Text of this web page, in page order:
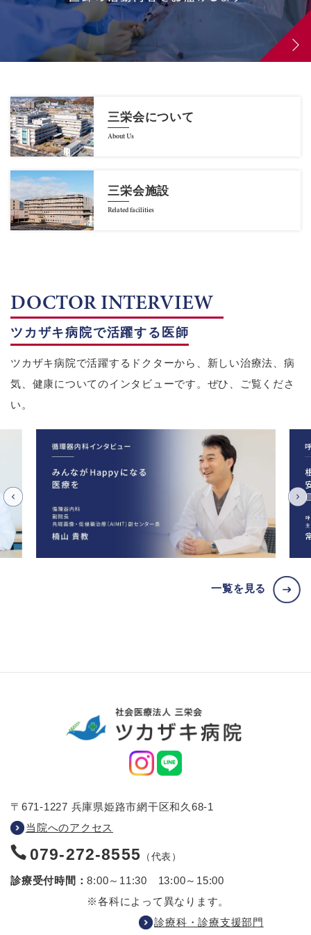
三栄会について
About Us
三栄会施設
Related facilities
DOCTOR INTERVIEW
ツカザキ病院で活躍する医師
ツカザキ病院で活躍するドクターから、新しい治療法、病
気、健康についてのインタビューです。ぜひ、ご覧くださ
い。
一覧を見る
〒671-1227 兵庫県姫路市網干区和久68-1
当院へのアクセス
079-272-8555 （代表）
診療受付時間：8:00～11:30 13:00～15:00
※各科によって異なります。
診療科・診療支援部門